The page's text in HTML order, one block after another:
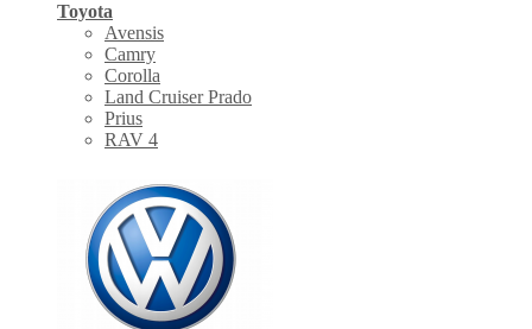
Toyota
Avensis
Camry
Corolla
Land Cruiser Prado
Prius
RAV 4